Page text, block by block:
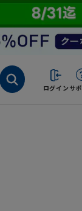
ログイン サ